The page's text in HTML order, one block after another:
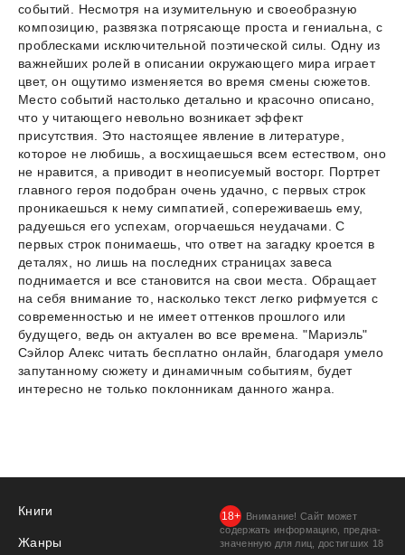
событий. Несмотря на изумительную и своеобразную
композицию, развязка потрясающе проста и гениальна, с
проблесками исключительной поэтической силы. Одну из
важнейших ролей в описании окружающего мира играет
цвет, он ощутимо изменяется во время смены сюжетов.
Место событий настолько детально и красочно описано,
что у читающего невольно возникает эффект
присутствия. Это настоящее явление в литературе,
которое не любишь, а восхищаешься всем естеством, оно
не нравится, а приводит в неописуемый восторг. Портрет
главного героя подобран очень удачно, с первых строк
проникаешься к нему симпатией, сопереживаешь ему,
радуешься его успехам, огорчаешься неудачами. С
первых строк понимаешь, что ответ на загадку кроется в
деталях, но лишь на последних страницах завеса
поднимается и все становится на свои места. Обращает
на себя внимание то, насколько текст легко рифмуется с
современностью и не имеет оттенков прошлого или
будущего, ведь он актуален во все времена. "Мариэль"
Сэйлор Алекс читать бесплатно онлайн, благодаря умело
запутанному сюжету и динамичным событиям, будет
интересно не только поклонникам данного жанра.
Книги
Жанры
Внимание! Сайт может
содержать информацию, предна­
значенную для лиц, дости­гших 18